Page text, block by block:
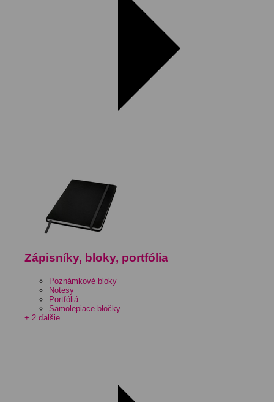
Zápisníky, bloky, portfólia
Poznámkové bloky
Notesy
Portfóliá
Samolepiace bločky
+ 2 ďalšie